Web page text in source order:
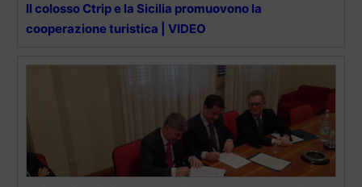
Il colosso Ctrip e la Sicilia promuovono la
cooperazione turistica | VIDEO